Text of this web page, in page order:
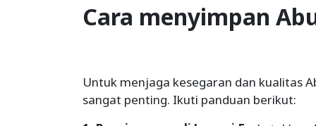
Cara menyimpan
Untuk menjaga kesegaran dan kualitas
sangat penting. Ikuti panduan berikut: